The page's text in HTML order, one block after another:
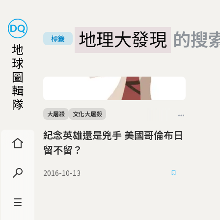
地
球
圖
輯
隊
標籤 地理大發現 的搜
紀念英雄還是兇手 美國哥倫布日
留不留？
大屠殺 文化大屠殺
2016-10-13